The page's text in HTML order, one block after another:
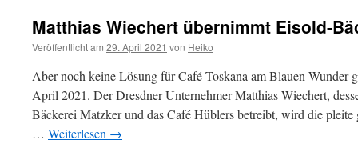
Matthias Wiechert übernimmt Eisold-
Veröffentlicht am 29. April 2021 von Heiko
Aber noch keine Lösung für Café Toskana am Blauen Wunder
April 2021. Der Dresdner Unternehmer Matthias Wiechert,
Bäckerei Matzker und das Café Hüblers betreibt, wird die
… Weiterlesen →